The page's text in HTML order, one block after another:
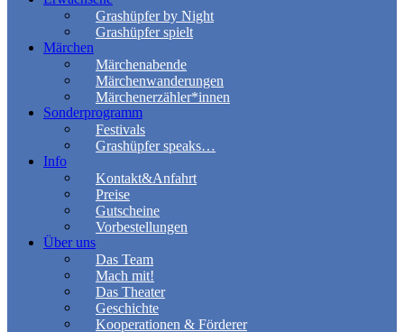
Grashüpfer by Night
Grashüpfer spielt
Märchen
Märchenabende
Märchenwanderungen
Märchenerzähler*innen
Sonderprogramm
Festivals
Grashüpfer speaks…
Info
Kontakt&Anfahrt
Preise
Gutscheine
Vorbestellungen
Über uns
Das Team
Mach mit!
Das Theater
Geschichte
Kooperationen & Förderer